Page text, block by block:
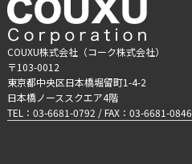
COUXU株式会社（コーク株式会社）
〒103-0012
東京都中央区日本橋堀留町1-4-2
日本橋ノーススクエア4階
TEL：03-6681-0792 / FAX：03-6681-0846